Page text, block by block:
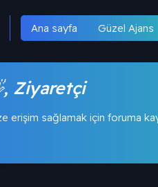
Ana sayfa Güzel Ajans
Ziyaretçi
sağlamak için foruma